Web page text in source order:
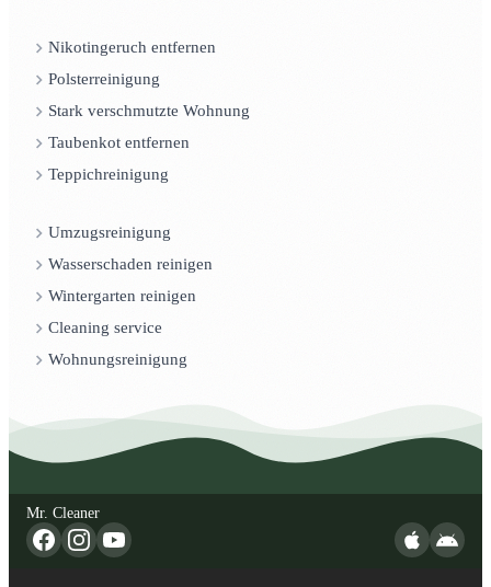
Nikotingeruch entfernen
Polsterreinigung
Stark verschmutzte Wohnung
Taubenkot entfernen
Teppichreinigung
Umzugsreinigung
Wasserschaden reinigen
Wintergarten reinigen
Cleaning service
Wohnungsreinigung
Mr. Cleaner